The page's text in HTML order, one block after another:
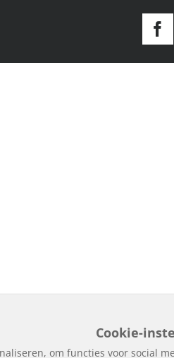
Cookie-
om functies voor social